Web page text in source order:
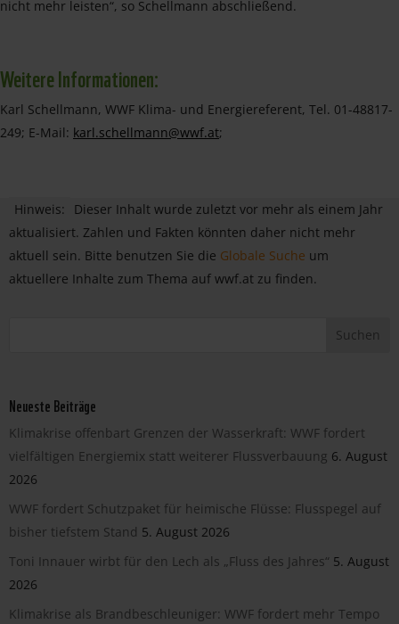
nicht mehr leisten“, so Schellmann abschließend.
Weitere Informationen:
Karl Schellmann, WWF Klima- und Energiereferent, Tel. 01-48817-
249; E-Mail: karl.schellmann@wwf.at;
Hinweis:
Dieser Inhalt wurde zuletzt vor mehr als einem Jahr
aktualisiert. Zahlen und Fakten könnten daher nicht mehr
aktuell sein. Bitte benutzen Sie die Globale Suche um
aktuellere Inhalte zum Thema auf wwf.at zu finden.
Neueste Beiträge
Klimakrise offenbart Grenzen der Wasserkraft: WWF fordert
vielfältigen Energiemix statt weiterer Flussverbauung 6. August
2026
WWF fordert Schutzpaket für heimische Flüsse: Flusspegel auf
bisher tiefstem Stand 5. August 2026
Toni Innauer wirbt für den Lech als „Fluss des Jahres“ 5. August
2026
Klimakrise als Brandbeschleuniger: WWF fordert mehr Tempo